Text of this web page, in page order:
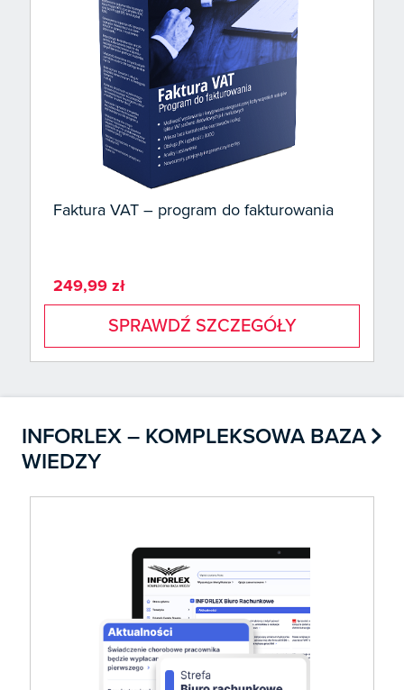
Faktura VAT – program do fakturowania
249,99 zł
SPRAWDŹ SZCZEGÓŁY
INFORLEX – KOMPLEKSOWA BAZA
WIEDZY
